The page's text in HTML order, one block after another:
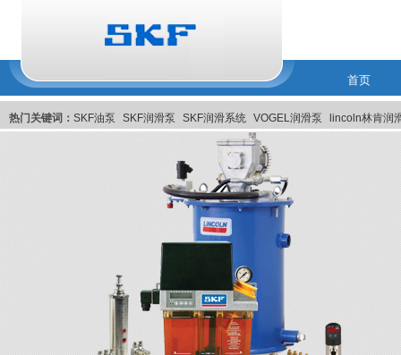
首页
热门关键词： SKF油泵 SKF润滑泵 SKF润滑系统 VOGEL润滑泵 lincoln林肯润
美国Pulsarlube EX自动注油器 比利时MEMOLUB智能润滑系统